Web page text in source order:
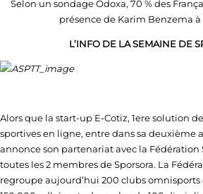
Selon un sondage Odoxa, 70 % des
présence de Karim Benzema à
L’INFO DE LA SEMAINE DE
Alors que la start-up E-Cotiz, 1ere solution
sportives en ligne, entre dans sa deuxième
annonce son partenariat avec la Fédération
toutes les 2 membres de Sporsora. La
regroupe aujourd’hui 200 clubs omnisports